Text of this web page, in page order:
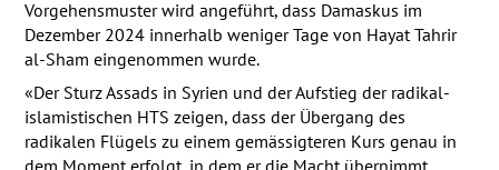
Vorgehensmuster wird angeführt, dass Damaskus im
Dezember 2024 innerhalb weniger Tage von Hayat Tahrir
al-Sham eingenommen wurde.
«Der Sturz Assads in Syrien und der Aufstieg der radikal-
islamistischen HTS zeigen, dass der Übergang des
radikalen Flügels zu einem gemässigteren Kurs genau in
dem Moment erfolgt, in dem er die Macht übernimmt,